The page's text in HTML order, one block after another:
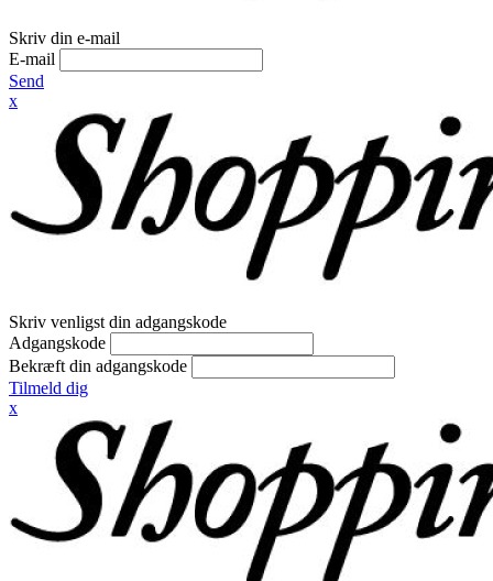
Skriv din e-mail
E-mail
Send
x
Skriv venligst din adgangskode
Adgangskode
Bekræft din adgangskode
Tilmeld dig
x